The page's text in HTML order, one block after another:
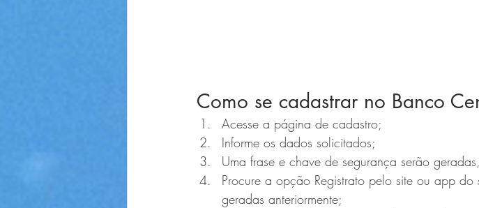
Como se cadastrar no Banco
Acesse a página de cadastro;
Informe os dados solicitados;
Uma frase e chave de segurança serão
Procure a opção Registrato pelo site ou app
geradas anteriormente;